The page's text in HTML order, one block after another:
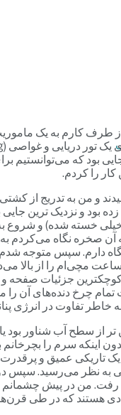
بود که
را کردم.
زده بود و نزدیک ترین
خسته شده) و شروع به
آن صخره نگاه
دارم. سپس متوجه
را از بالا
جزئیات صفحه و
چرخ دنده‌های آن را
تفاوت در انرژی
از سطح آب شناور
اینکه سرم را
یک تاریکی عمیق و
نظر می‌رسید. سپس
من در پیش چشمانم
هستند که در طی